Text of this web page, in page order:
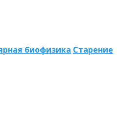
биофизика Старение